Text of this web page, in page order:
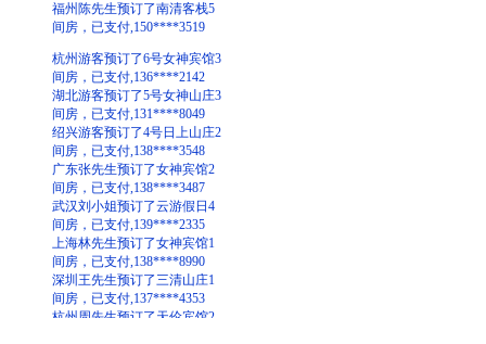
杭州游客预订了6号女神宾馆3
湖北游客预订了5号女神山庄3
间房，已支付,131****8049
绍兴游客预订了4号日上山庄2
间房，已支付,138****3548
广东张先生预订了女神宾馆2
间房，已支付,138****3487
武汉刘小姐预订了云游假日4
间房，已支付,139****2335
上海林先生预订了女神宾馆1
间房，已支付,138****8990
深圳王先生预订了三清山庄1
间房，已支付,137****4353
杭州周先生预订了天伦宾馆2
间房，已支付,138****3223
上海宋先生预订了蓬莱山庄3